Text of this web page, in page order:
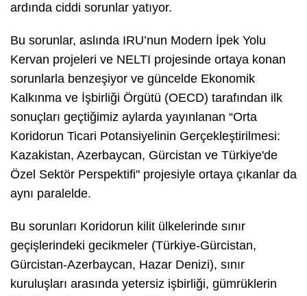
ardında ciddi sorunlar yatıyor.
Bu sorunlar, aslında IRU’nun Modern İpek Yolu
Kervan projeleri ve NELTI projesinde ortaya konan
sorunlarla benzeşiyor ve güncelde Ekonomik
Kalkınma ve İşbirliği Örgütü (OECD) tarafından ilk
sonuçları geçtiğimiz aylarda yayınlanan “Orta
Koridorun Ticari Potansiyelinin Gerçekleştirilmesi:
Kazakistan, Azerbaycan, Gürcistan ve Türkiye'de
Özel Sektör Perspektifi" projesiyle ortaya çıkanlar da
aynı paralelde.
Bu sorunları Koridorun kilit ülkelerinde sınır
geçişlerindeki gecikmeler (Türkiye-Gürcistan,
Gürcistan-Azerbaycan, Hazar Denizi), sınır
kuruluşları arasında yetersiz işbirliği, gümrüklerin